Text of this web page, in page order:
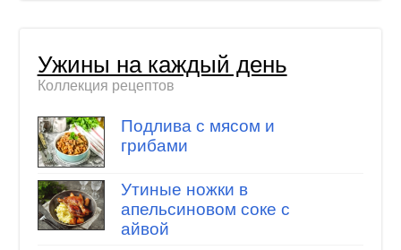
Ужины на каждый день
Коллекция рецептов
Подлива с мясом и
грибами
Утиные ножки в
апельсиновом соке с
айвой